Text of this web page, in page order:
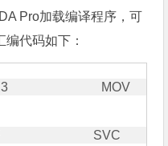
Pro加载编译程序，可
代码如下：
MOV
SVC